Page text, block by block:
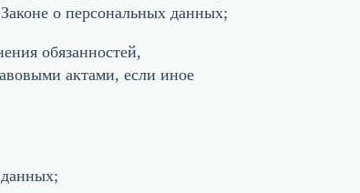
о персональных данных;
обязанностей,
актами, если иное